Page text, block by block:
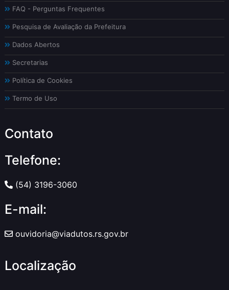
FAQ - Perguntas Frequentes
Pesquisa de Avaliação da Prefeitura
Dados Abertos
Secretarias
Política de Cookies
Termo de Uso
Contato
Telefone:
(54) 3196-3060
E-mail:
ouvidoria@viadutos.rs.gov.br
Localização